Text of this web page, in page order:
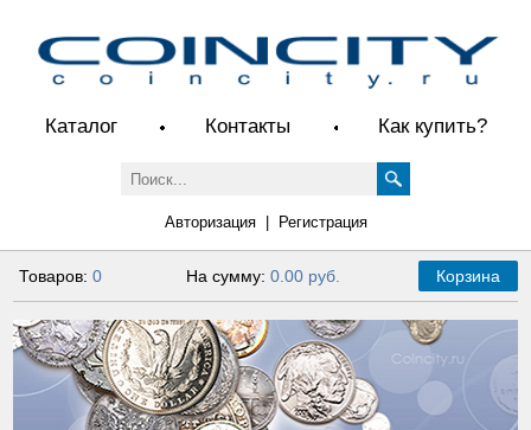
Каталог Контакты Как купить?
Авторизация| Регистрация
Товаров:0 На сумму: 0.00 руб. Корзина